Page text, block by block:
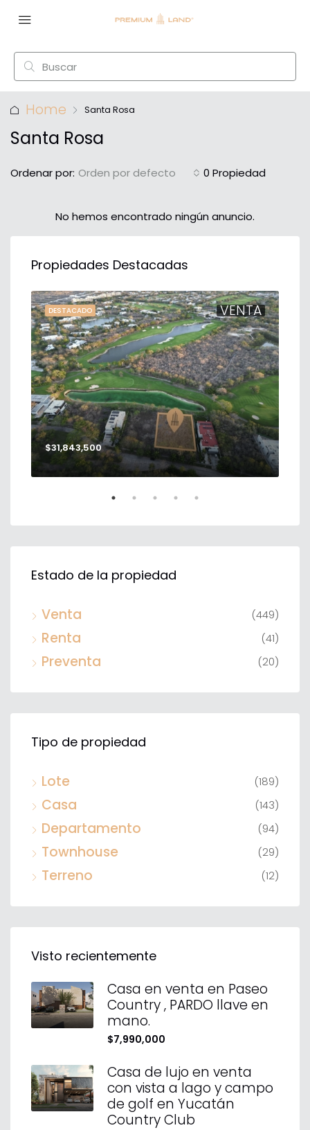
Home Santa Rosa
Santa Rosa
0 Propiedad
Ordenar por: Orden por defecto
No hemos encontrado ningún anuncio.
Propiedades Destacadas
VENTA
DESTACADO
$31,843,500
Estado de la propiedad
Venta (449)
Renta (41)
Preventa (20)
Tipo de propiedad
Lote (189)
Casa (143)
Departamento (94)
Townhouse (29)
Terreno (12)
Visto recientemente
Casa en venta en Paseo
Country , PARDO llave en
mano.
$7,990,000
Casa de lujo en venta
con vista a lago y campo
de golf en Yucatán
Country Club